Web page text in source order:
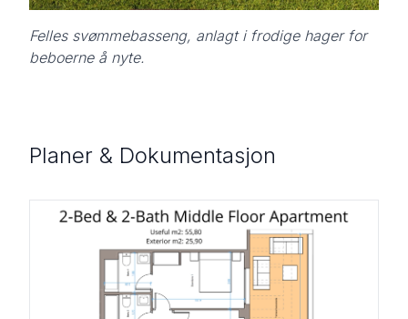
Felles svømmebasseng, anlagt i frodige hager for
beboerne å nyte.
Planer & Dokumentasjon